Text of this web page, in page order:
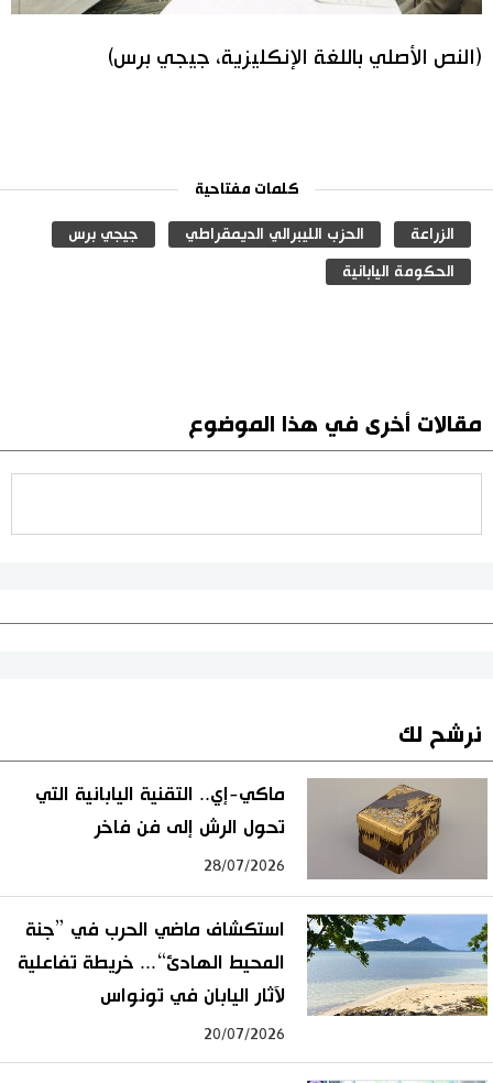
(النص الأصلي باللغة الإنكليزية، جيجي برس)
كلمات مفتاحية
الزراعة الحزب الليبرالي الديمقراطي جيجي برس
الحكومة اليابانية
مقالات أخرى في هذا الموضوع
نرشح لك
ماكي-إي.. التقنية اليابانية التي
تحول الرش إلى فن فاخر
28/07/2026
استكشاف ماضي الحرب في ”جنة
المحيط الهادئ“... خريطة تفاعلية
لآثار اليابان في تونواس
20/07/2026